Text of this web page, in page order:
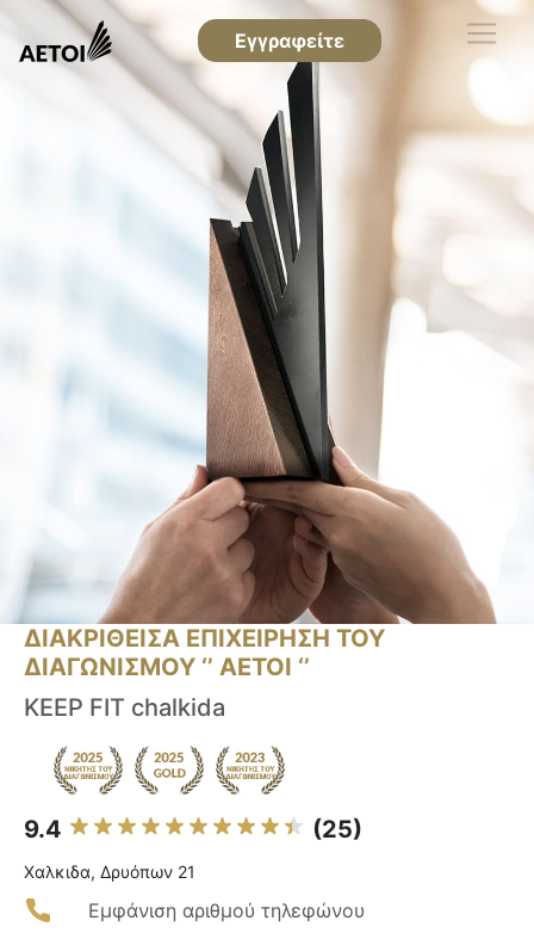
Εγγραφείτε
ΔΙΑΚΡΙΘΕΙΣΑ ΕΠΙΧΕΙΡΗΣΗ ΤΟΥ
ΔΙΑΓΩΝΙΣΜΟΥ ‘’ ΑΕΤΟΙ ‘’
KEEP FIT chalkida
9.4 (25)
Χαλκιδα, Δρυόπων 21
Εμφάνιση αριθμού τηλεφώνου